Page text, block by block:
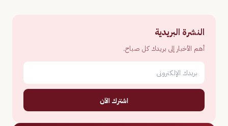
النشرة البريدية
أهم الأخبار إلى بريدك كل صباح.
اشترك الآن